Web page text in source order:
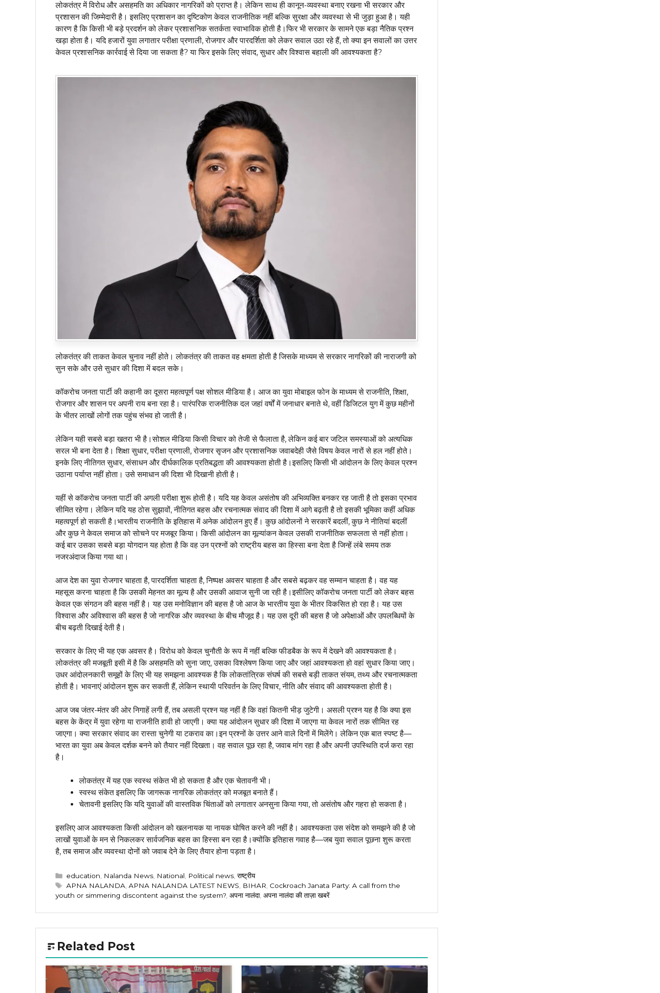
लोकतंत्र में विरोध और असहमति का अधिकार नागरिकों को प्राप्त है। लेकिन साथ ही कानून-व्यवस्था बनाए रखना भी सरकार और
प्रशासन की जिम्मेदारी है। इसलिए प्रशासन का दृष्टिकोण केवल राजनीतिक नहीं बल्कि सुरक्षा और व्यवस्था से भी जुड़ा हुआ है। यही
कारण है कि किसी भी बड़े प्रदर्शन को लेकर प्रशासनिक सतर्कता स्वाभाविक होती है।फिर भी सरकार के सामने एक बड़ा नैतिक प्रश्न
खड़ा होता है। यदि हजारों युवा लगातार परीक्षा प्रणाली, रोजगार और पारदर्शिता को लेकर सवाल उठा रहे हैं, तो क्या इन सवालों का उत्तर
केवल प्रशासनिक कार्रवाई से दिया जा सकता है? या फिर इसके लिए संवाद, सुधार और विश्वास बहाली की आवश्यकता है?
लोकतंत्र की ताकत केवल चुनाव नहीं होते। लोकतंत्र की ताकत वह क्षमता होती है जिसके माध्यम से सरकार नागरिकों की नाराजगी को
सुन सके और उसे सुधार की दिशा में बदल सके।
कॉकरोच जनता पार्टी की कहानी का दूसरा महत्वपूर्ण पक्ष सोशल मीडिया है। आज का युवा मोबाइल फोन के माध्यम से राजनीति, शिक्षा,
रोजगार और शासन पर अपनी राय बना रहा है। पारंपरिक राजनीतिक दल जहां वर्षों में जनाधार बनाते थे, वहीं डिजिटल युग में कुछ महीनों
के भीतर लाखों लोगों तक पहुंच संभव हो जाती है।
लेकिन यही सबसे बड़ा खतरा भी है।सोशल मीडिया किसी विचार को तेजी से फैलाता है, लेकिन कई बार जटिल समस्याओं को अत्यधिक
सरल भी बना देता है। शिक्षा सुधार, परीक्षा प्रणाली, रोजगार सृजन और प्रशासनिक जवाबदेही जैसे विषय केवल नारों से हल नहीं होते।
इनके लिए नीतिगत सुधार, संसाधन और दीर्घकालिक प्रतिबद्धता की आवश्यकता होती है।इसलिए किसी भी आंदोलन के लिए केवल प्रश्न
उठाना पर्याप्त नहीं होता। उसे समाधान की दिशा भी दिखानी होती है।
यहीं से कॉकरोच जनता पार्टी की अगली परीक्षा शुरू होती है। यदि यह केवल असंतोष की अभिव्यक्ति बनकर रह जाती है तो इसका प्रभाव
सीमित रहेगा। लेकिन यदि यह ठोस सुझावों, नीतिगत बहस और रचनात्मक संवाद की दिशा में आगे बढ़ती है तो इसकी भूमिका कहीं अधिक
महत्वपूर्ण हो सकती है।भारतीय राजनीति के इतिहास में अनेक आंदोलन हुए हैं। कुछ आंदोलनों ने सरकारें बदलीं, कुछ ने नीतियां बदलीं
और कुछ ने केवल समाज को सोचने पर मजबूर किया। किसी आंदोलन का मूल्यांकन केवल उसकी राजनीतिक सफलता से नहीं होता।
कई बार उसका सबसे बड़ा योगदान यह होता है कि वह उन प्रश्नों को राष्ट्रीय बहस का हिस्सा बना देता है जिन्हें लंबे समय तक
नजरअंदाज किया गया था।
आज देश का युवा रोजगार चाहता है, पारदर्शिता चाहता है, निष्पक्ष अवसर चाहता है और सबसे बढ़कर वह सम्मान चाहता है। वह यह
महसूस करना चाहता है कि उसकी मेहनत का मूल्य है और उसकी आवाज सुनी जा रही है।इसीलिए कॉकरोच जनता पार्टी को लेकर बहस
केवल एक संगठन की बहस नहीं है। यह उस मनोविज्ञान की बहस है जो आज के भारतीय युवा के भीतर विकसित हो रहा है। यह उस
विश्वास और अविश्वास की बहस है जो नागरिक और व्यवस्था के बीच मौजूद है। यह उस दूरी की बहस है जो अपेक्षाओं और उपलब्धियों के
बीच बढ़ती दिखाई देती है।
सरकार के लिए भी यह एक अवसर है। विरोध को केवल चुनौती के रूप में नहीं बल्कि फीडबैक के रूप में देखने की आवश्यकता है।
लोकतंत्र की मजबूती इसी में है कि असहमति को सुना जाए, उसका विश्लेषण किया जाए और जहां आवश्यकता हो वहां सुधार किया जाए।
उधर आंदोलनकारी समूहों के लिए भी यह समझना आवश्यक है कि लोकतांत्रिक संघर्ष की सबसे बड़ी ताकत संयम, तथ्य और रचनात्मकता
होती है। भावनाएं आंदोलन शुरू कर सकती हैं, लेकिन स्थायी परिवर्तन के लिए विचार, नीति और संवाद की आवश्यकता होती है।
आज जब जंतर-मंतर की ओर निगाहें लगी हैं, तब असली प्रश्न यह नहीं है कि वहां कितनी भीड़ जुटेगी। असली प्रश्न यह है कि क्या इस
बहस के केंद्र में युवा रहेगा या राजनीति हावी हो जाएगी। क्या यह आंदोलन सुधार की दिशा में जाएगा या केवल नारों तक सीमित रह
जाएगा। क्या सरकार संवाद का रास्ता चुनेगी या टकराव का।इन प्रश्नों के उत्तर आने वाले दिनों में मिलेंगे। लेकिन एक बात स्पष्ट है—
भारत का युवा अब केवल दर्शक बनने को तैयार नहीं दिखता। वह सवाल पूछ रहा है, जवाब मांग रहा है और अपनी उपस्थिति दर्ज करा रहा
है।
लोकतंत्र में यह एक स्वस्थ संकेत भी हो सकता है और एक चेतावनी भी।
स्वस्थ संकेत इसलिए कि जागरूक नागरिक लोकतंत्र को मजबूत बनाते हैं।
चेतावनी इसलिए कि यदि युवाओं की वास्तविक चिंताओं को लगातार अनसुना किया गया, तो असंतोष और गहरा हो सकता है।
इसलिए आज आवश्यकता किसी आंदोलन को खलनायक या नायक घोषित करने की नहीं है। आवश्यकता उस संदेश को समझने की है जो
लाखों युवाओं के मन से निकलकर सार्वजनिक बहस का हिस्सा बन रहा है।क्योंकि इतिहास गवाह है—जब युवा सवाल पूछना शुरू करता
है, तब समाज और व्यवस्था दोनों को जवाब देने के लिए तैयार होना पड़ता है।
Categories
education, Nalanda News, National, Political news, राष्ट्रीय
Tags
APNA NALANDA, APNA NALANDA LATEST NEWS, BIHAR, Cockroach Janata Party: A call from the
youth or simmering discontent against the system?, अपना नालंदा, अपना नालंदा की ताज़ा खबरें
Related Post